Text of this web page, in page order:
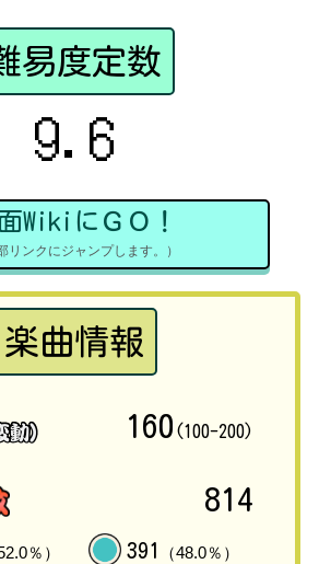
易度定数
9.6
WikiにＧＯ！
リンクにジャンプします。）
楽曲情報
160 (100-200)
814
％） 391 （48.0％）